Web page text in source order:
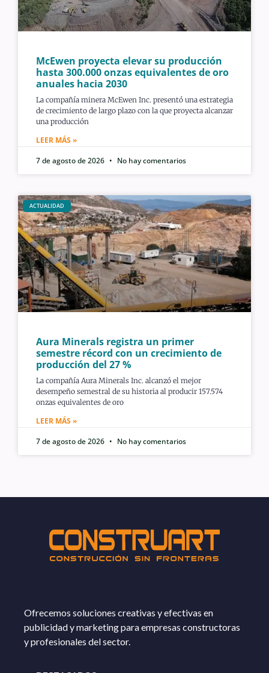
McEwen proyecta elevar su producción
hasta 300.000 onzas equivalentes de oro
anuales hacia 2030
La compañía minera McEwen Inc. presentó una estrategia
de crecimiento de largo plazo con la que proyecta alcanzar
una producción
LEER MÁS »
7 de agosto de 2026
No hay comentarios
ACTUALIDAD
Aura Minerals registra un primer
semestre récord con un crecimiento de
producción del 27 %
La compañía Aura Minerals Inc. alcanzó el mejor
desempeño semestral de su historia al producir 157.574
onzas equivalentes de oro
LEER MÁS »
7 de agosto de 2026
No hay comentarios
Ofrecemos soluciones creativas y efectivas en
publicidad y marketing para empresas constructoras
y profesionales del sector.